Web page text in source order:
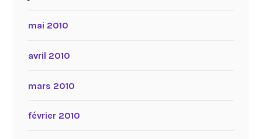
mai 2010
avril 2010
mars 2010
février 2010